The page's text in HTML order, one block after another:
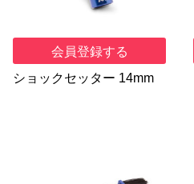
会員登録する
ショックセッター 14mm